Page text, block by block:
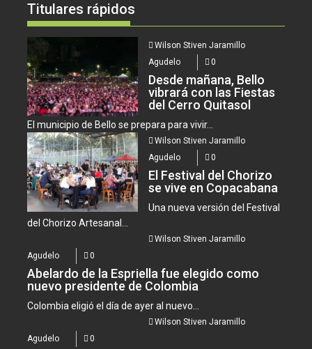
Titulares rápidos
Wilson Stiven Jaramillo
Agudelo
0
Desde mañana, Bello
vibrará con las Fiestas
del Cerro Quitasol
El municipio de Bello se prepara para vivir...
Wilson Stiven Jaramillo
Agudelo
0
El Festival del Chorizo
se vive en Copacabana
Una nueva versión del Festival
del Chorizo Artesanal...
Wilson Stiven Jaramillo
Agudelo
0
Abelardo de la Espriella fue elegido como
nuevo presidente de Colombia
Colombia eligió el día de ayer al nuevo...
Wilson Stiven Jaramillo
Agudelo
0